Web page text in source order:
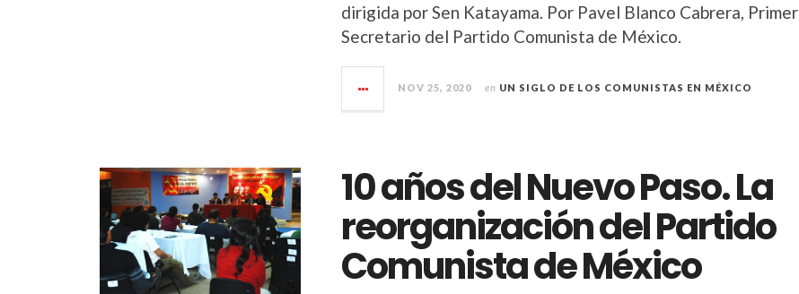
dirigida por Sen Katayama. Por Pavel Blanco Cabrera, Primer
Secretario del Partido Comunista de México.
NOV 25, 2020 en UN SIGLO DE LOS COMUNISTAS EN MÉXICO
10 años del Nuevo Paso. La
reorganización del Partido
Comunista de México